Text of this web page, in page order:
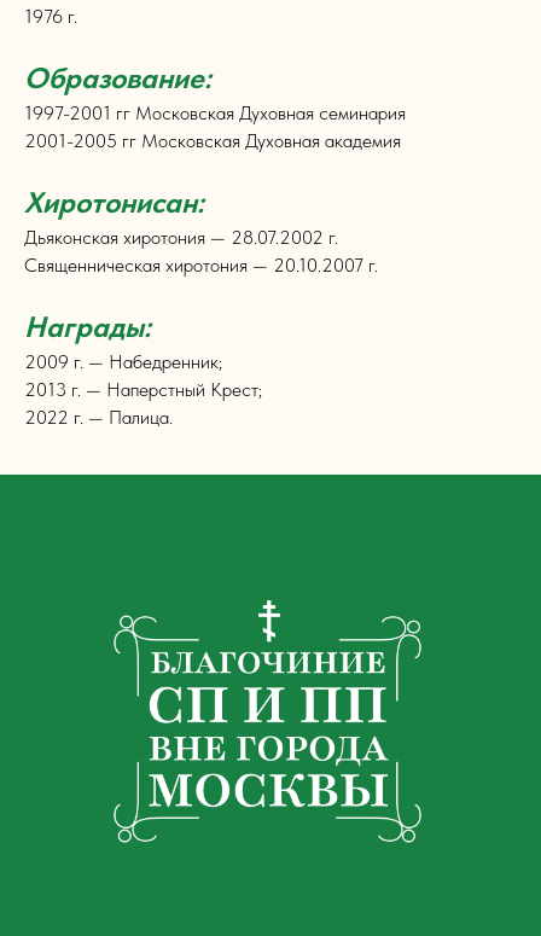
1976 г.
Образование:
1997-2001 гг Московская Духовная семинария
2001-2005 гг Московская Духовная академия
Хиротонисан:
Дьяконская хиротония — 28.07.2002 г.
Священническая хиротония — 20.10.2007 г.
Награды:
2009 г. — Набедренник;
2013 г. — Наперстный Крест;
2022 г. — Палица.